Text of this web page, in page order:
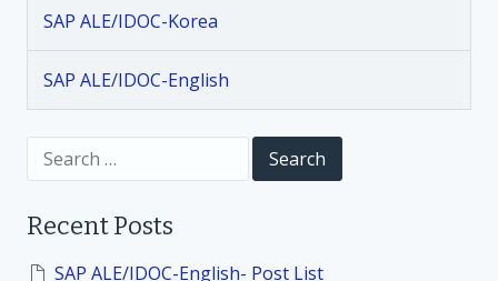
r
g
r
n
실
1
0
.
“
”
명
i
g
a
t
i
SAP ALE/IDOC-Korea
SAP ALE/IDOC-English
c
Recent Posts
SAP ALE/IDOC-English- Post List